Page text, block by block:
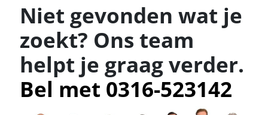
Niet gevonden wat je
zoekt? Ons team
helpt je graag verder.
Bel met 0316-523142